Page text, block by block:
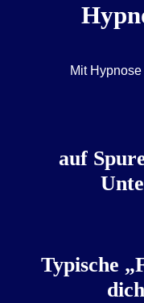
Mit
auf
Typische